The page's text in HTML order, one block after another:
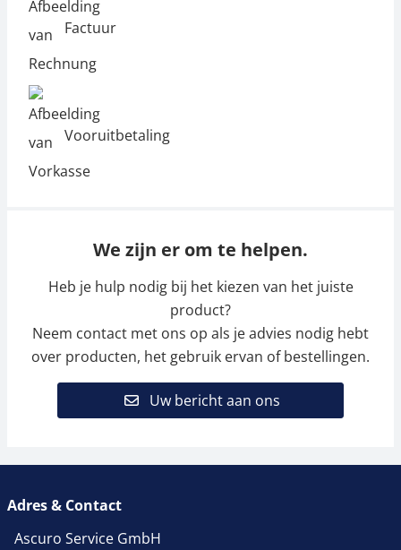
Factuur
Vooruitbetaling
We zijn er om te helpen.
Heb je hulp nodig bij het kiezen van het juiste
product?
Neem contact met ons op als je advies nodig hebt
over producten, het gebruik ervan of bestellingen.
Uw bericht aan ons
Adres & Contact
Ascuro Service GmbH